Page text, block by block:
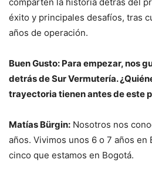
éxito y principales desafíos, tras
años de operación.
Buen Gusto: Para empezar, nos
detrás de Sur Vermutería.
trayectoria tienen antes de este
Matías Bürgin: Nosotros nos
años. Vivimos unos 6 o 7 años en
cinco que estamos en Bogotá.